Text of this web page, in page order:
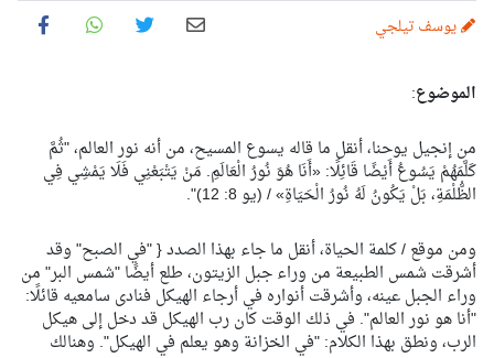
يوسف تيلجي
الموضوع:
من إنجيل يوحنا، أنقل ما قاله يسوع المسيح، من أنه نور العالم، "ثُمَّ
كَلَّمَهُمْ يَسُوعُ أَيْضًا قَائِلًا: «أَنَا هُوَ نُورُ الْعَالَمِ. مَنْ يَتْبَعْنِي فَلَا يَمْشِي فِي
الظُّلْمَةِ، بَلْ يَكُونُ لَهُ نُورُ الْحَيَاةِ» / (يو 8: 12)".
ومن موقع / كلمة الحياة، أنقل ما جاء بهذا الصدد { "في الصبح" وقد
أشرقت شمس الطبيعة من وراء جبل الزيتون، طلع أيضًا "شمس البر" من
وراء الجبل عينه، وأشرقت أنواره في أرجاء الهيكل فنادى سامعيه قائلًا:
"أنا هو نور العالم". في ذلك الوقت كان رب الهيكل قد دخل إلى هيكل
الرب، ونطق بهذا الكلام: "في الخزانة وهو يعلم في الهيكل". وهنالك